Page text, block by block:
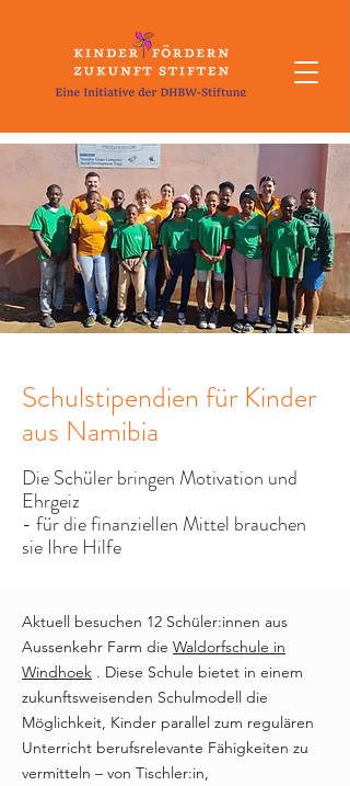
Schulstipendien für Kinder
aus Namibia
Die Schüler bringen Motivation und
Ehrgeiz
- für die finanziellen Mittel brauchen
sie Ihre Hilfe
Aktuell besuchen 12 Schüler:innen aus
Aussenkehr Farm die Waldorfschule in
Windhoek . Diese Schule bietet in einem
zukunftsweisenden Schulmodell die
Möglichkeit, Kinder parallel zum regulären
Unterricht berufsrelevante Fähigkeiten zu
vermitteln – von Tischler:in,